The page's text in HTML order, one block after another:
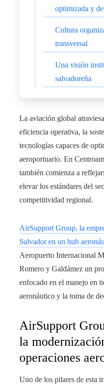
optimizada y
Cultura
transversal
Una visión
salvadoreña
La aviación global
eficiencia operativa, la
tecnologías capaces de
aeroportuario. En
también comienza a
elevar los estándares del
competitividad regional.
AirSupport Group, la
Salvador en un hub
Aeropuerto Internacional
Romero y Galdámez un
enfocado en el manejo en
aeronáutico y la toma de
AirSupport
la
operaciones
Uno de los pilares de esta